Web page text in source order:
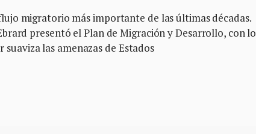
migratorio más importante de las últimas décadas.
presentó el Plan de Migración y Desarrollo, con lo
las amenazas de Estados